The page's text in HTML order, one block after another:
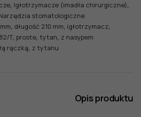
rączką,
dł.
210
mm,
czubek
diamentowym,
, Igłotrzymacze (imadła chirurgiczne),
stomatologiczne
, długość 210 mm, igłotrzymacz,
T, proste, tytan, z nasypem
rączką, z tytanu
Opis produktu